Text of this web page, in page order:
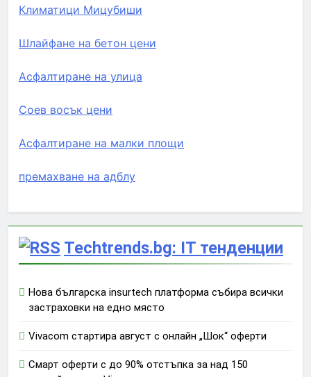
Климатици Мицубиши
Шлайфане на бетон цени
Асфалтиране на улица
Соев восък цени
Асфалтиране на малки площи
премахване на адблу
Techtrends.bg: IT тенденции
Нова българска insurtech платформа събира всички
застраховки на едно място
Vivacom стартира август с онлайн „Шок“ оферти
Смарт оферти с до 90% отстъпка за над 150